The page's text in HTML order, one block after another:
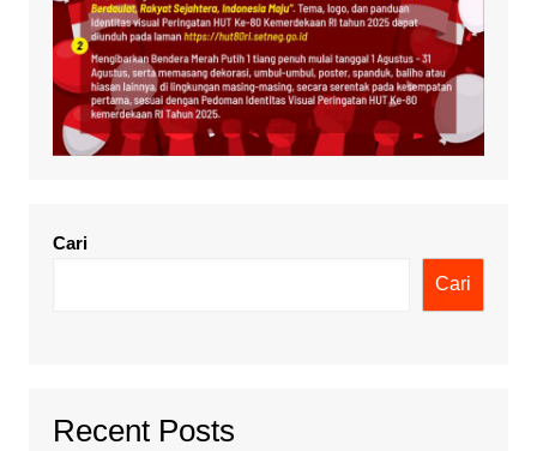
Cari
Cari
Recent Posts